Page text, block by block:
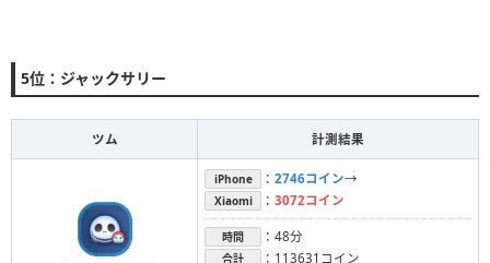
5位：ジャックサリー
ツム 計測結果
iPhone ： 2746コイン→
Xiaomi ： 3072コイン
時間 ：48分
合計 ：113631コイン